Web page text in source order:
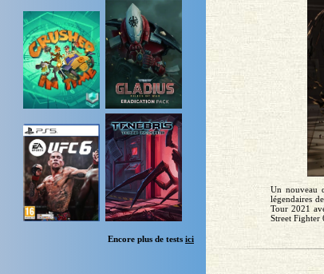
Encore plus de tests ici
Un nouveau
légendaires
Tour 2021
Street Fighter